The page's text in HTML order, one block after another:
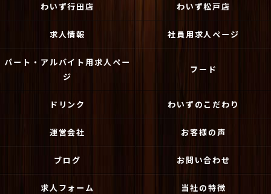
わいず行田店 わいず松戸店
求人情報 社員用求人ページ
パート・アルバイト用求人ペー
ジ
フード
ドリンク わいずのこだわり
運営会社 お客様の声
ブログ お問い合わせ
求人フォーム 当社の特徴